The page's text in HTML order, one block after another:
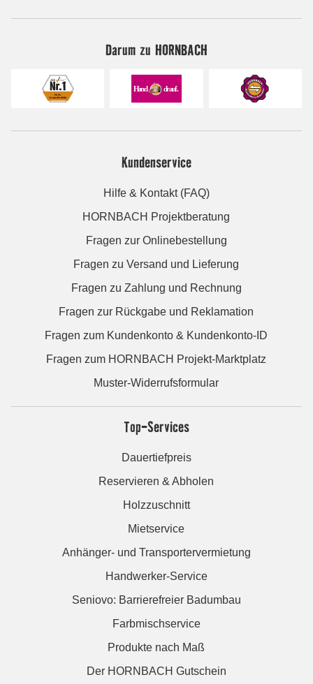
Darum zu HORNBACH
Kundenservice
Hilfe & Kontakt (FAQ)
HORNBACH Projektberatung
Fragen zur Onlinebestellung
Fragen zu Versand und Lieferung
Fragen zu Zahlung und Rechnung
Fragen zur Rückgabe und Reklamation
Fragen zum Kundenkonto & Kundenkonto-ID
Fragen zum HORNBACH Projekt-Marktplatz
Muster-Widerrufsformular
Top-Services
Dauertiefpreis
Reservieren & Abholen
Holzzuschnitt
Mietservice
Anhänger- und Transportervermietung
Handwerker-Service
Seniovo: Barrierefreier Badumbau
Farbmischservice
Produkte nach Maß
Der HORNBACH Gutschein